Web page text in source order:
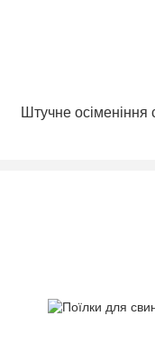
Штучне осіменіння